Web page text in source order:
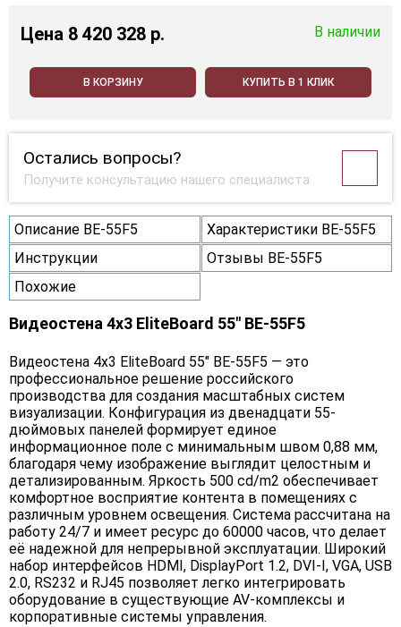
Цена 8 420 328 p. В наличии
В КОРЗИНУ КУПИТЬ В 1 КЛИК
Остались вопросы?
Получите консультацию нашего специалиста
Описание BE-55F5
Характеристики BE-55F5
Инструкции
Отзывы BE-55F5
Похожие
Видеостена 4x3 EliteBoard 55" BE-55F5
Видеостена 4х3 EliteBoard 55" BE-55F5 — это
профессиональное решение российского
производства для создания масштабных систем
визуализации. Конфигурация из двенадцати 55-
дюймовых панелей формирует единое
информационное поле с минимальным швом 0,88 мм,
благодаря чему изображение выглядит целостным и
детализированным. Яркость 500 cd/m2 обеспечивает
комфортное восприятие контента в помещениях с
различным уровнем освещения. Система рассчитана на
работу 24/7 и имеет ресурс до 60000 часов, что делает
её надежной для непрерывной эксплуатации. Широкий
набор интерфейсов HDMI, DisplayPort 1.2, DVI-I, VGA, USB
2.0, RS232 и RJ45 позволяет легко интегрировать
оборудование в существующие AV-комплексы и
корпоративные системы управления.